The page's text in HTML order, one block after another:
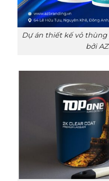
Dự án thiết kế vỏ
bởi